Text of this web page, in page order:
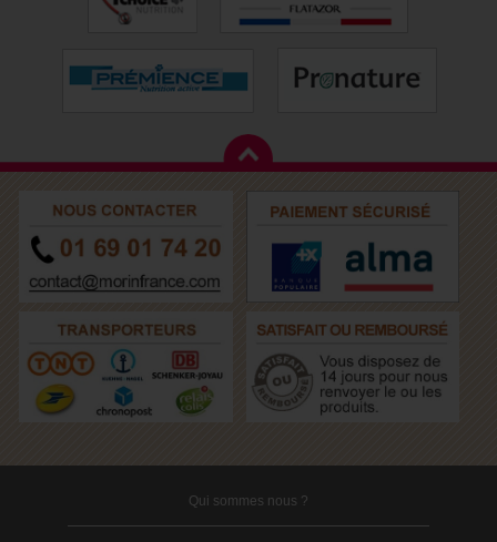
Qui sommes nous ?